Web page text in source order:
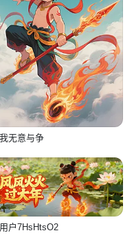
我无意与争
用户7HsHtsO2